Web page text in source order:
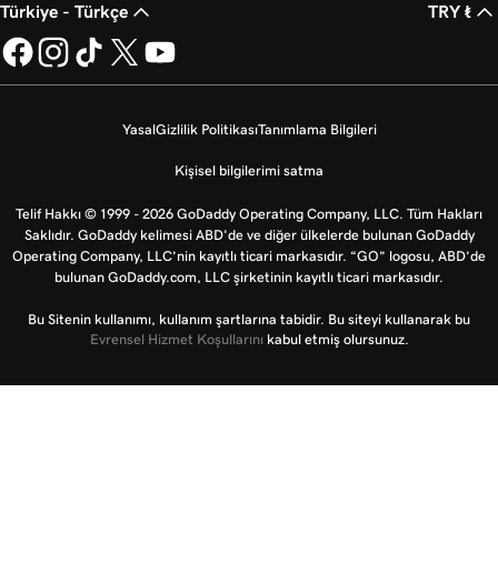
Türkiye - Türkçe TRY ₺
YasalGizlilik PolitikasıTanımlama Bilgileri
Kişisel bilgilerimi satma
Telif Hakkı © 1999 - 2026 GoDaddy Operating Company, LLC. Tüm Hakları
Saklıdır. GoDaddy kelimesi ABD'de ve diğer ülkelerde bulunan GoDaddy
Operating Company, LLC’nin kayıtlı ticari markasıdır. “GO” logosu, ABD’de
bulunan GoDaddy.com, LLC şirketinin kayıtlı ticari markasıdır.
Bu Sitenin kullanımı, kullanım şartlarına tabidir. Bu siteyi kullanarak bu
Evrensel Hizmet Koşullarını kabul etmiş olursunuz.